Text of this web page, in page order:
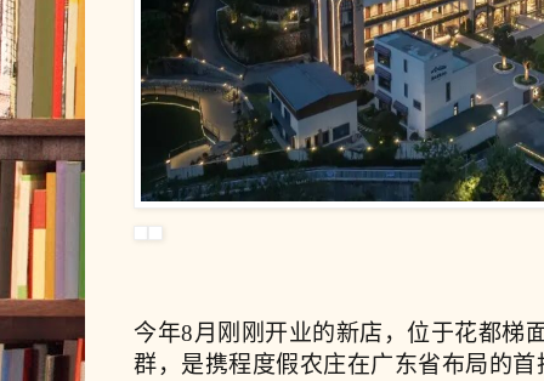
今年8月刚刚开业的新店，位于花都梯
群，是携程度假农庄在广东省布局的